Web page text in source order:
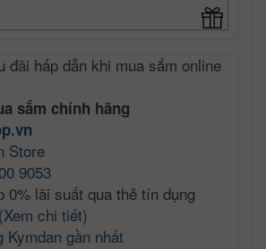
đãi hấp dẫn khi mua sắm online
sắm chính hãng
Store
9053
0% lãi suất qua thẻ tín dụng
(Xem chi tiết)
Kymdan gần nhất